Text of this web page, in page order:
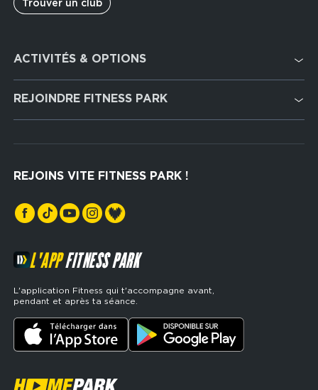
Trouver un club
services
ACTIVITÉS & OPTIONS
Cardio Training
Musculation
Hyrox Zone
Cross Training
REJOINDRE FITNESS PARK
REJOINS VITE FITNESS PARK !
L'APPFITNESS PARK
L'application Fitness qui t'accompagne avant,
pendant et après ta séance.